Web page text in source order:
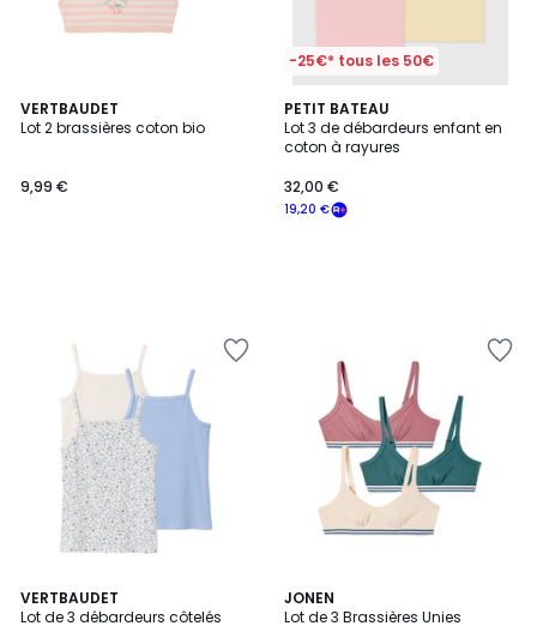
VERTBAUDET
Lot 2 brassières coton bio
9,99 €
-25€* tous les 50€
PETIT BATEAU
Lot 3 de débardeurs enfant en
coton à rayures
19,20 €
32,00 €
VERTBAUDET
Lot de 3 débardeurs côtelés
JONEN
Lot de 3 Brassières Unies